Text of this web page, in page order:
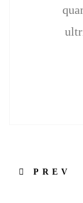
PREV